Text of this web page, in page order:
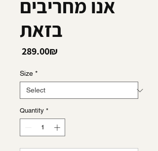
אנו מחריבים
בזאת
‏289.00 ‏₪
Size *
Quantity *